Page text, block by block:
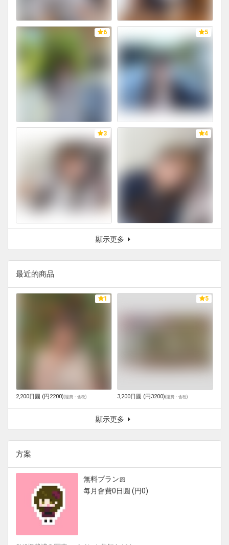
6 5
3 4
顯示更多
最近的商品
1
2,200日圓 (円2200)(運費・含稅)
5
3,200日圓 (円3200)(運費・含稅)
顯示更多
方案
無料プラン🎀
每月會費0日圓 (円0)